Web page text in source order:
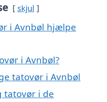
skjul
i Avnbøl hjælpe
i Avnbøl?
tatovør i Avnbøl
tatovør i de